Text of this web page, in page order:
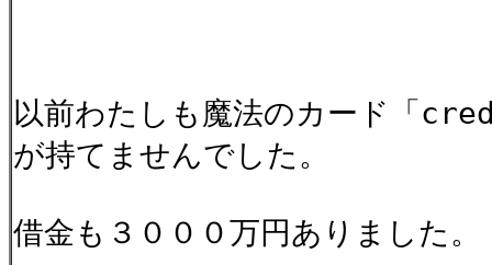
以前わたしも魔法のカード「
が持てませんでした。
借金も３０００万円ありました。